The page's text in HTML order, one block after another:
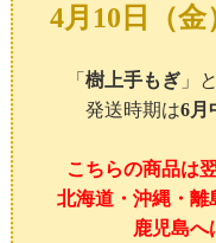
4月10日（金
「 樹上手もぎ 」
発送時期は6月
こちらの商品は
北海道・沖縄・離
鹿児島へ